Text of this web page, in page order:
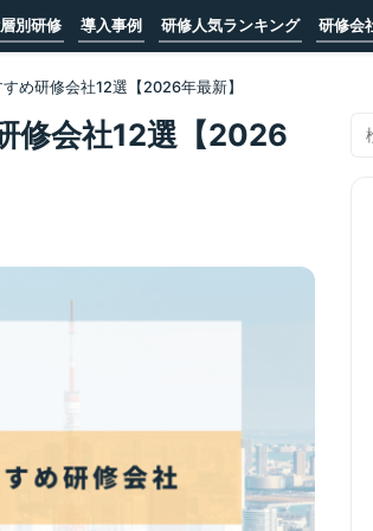
別研修 導入事例 研修人気ランキング 研修会
め研修会社12選【2026年最新】
修会社12選【2026